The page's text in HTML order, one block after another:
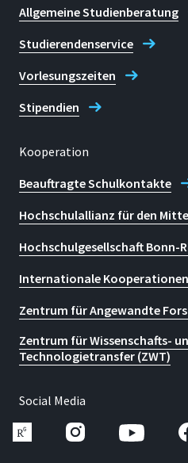
Allgemeine Studienberatung
Studierendenservice
Vorlesungszeiten
Stipendien
Kooperation
Beauftragte Schulkontakte
Hochschulallianz für den
Hochschulgesellschaft Bonn-
Internationale Kooperationen
Zentrum für Angewandte
Zentrum für Wissenschafts-
Technologietransfer (ZWT)
Social Media